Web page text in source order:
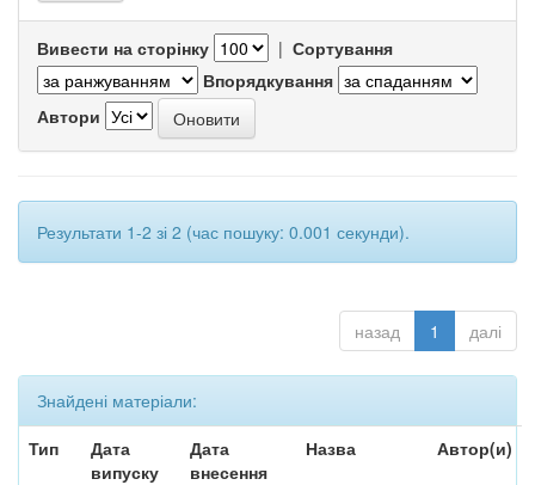
Вивести на сторінку | Сортування
Впорядкування
Автори
Результати 1-2 зі 2 (час пошуку: 0.001 секунди).
назад 1 далі
Знайдені матеріали:
Тип
Дата
випуску
Дата
внесення
Назва Автор(и)